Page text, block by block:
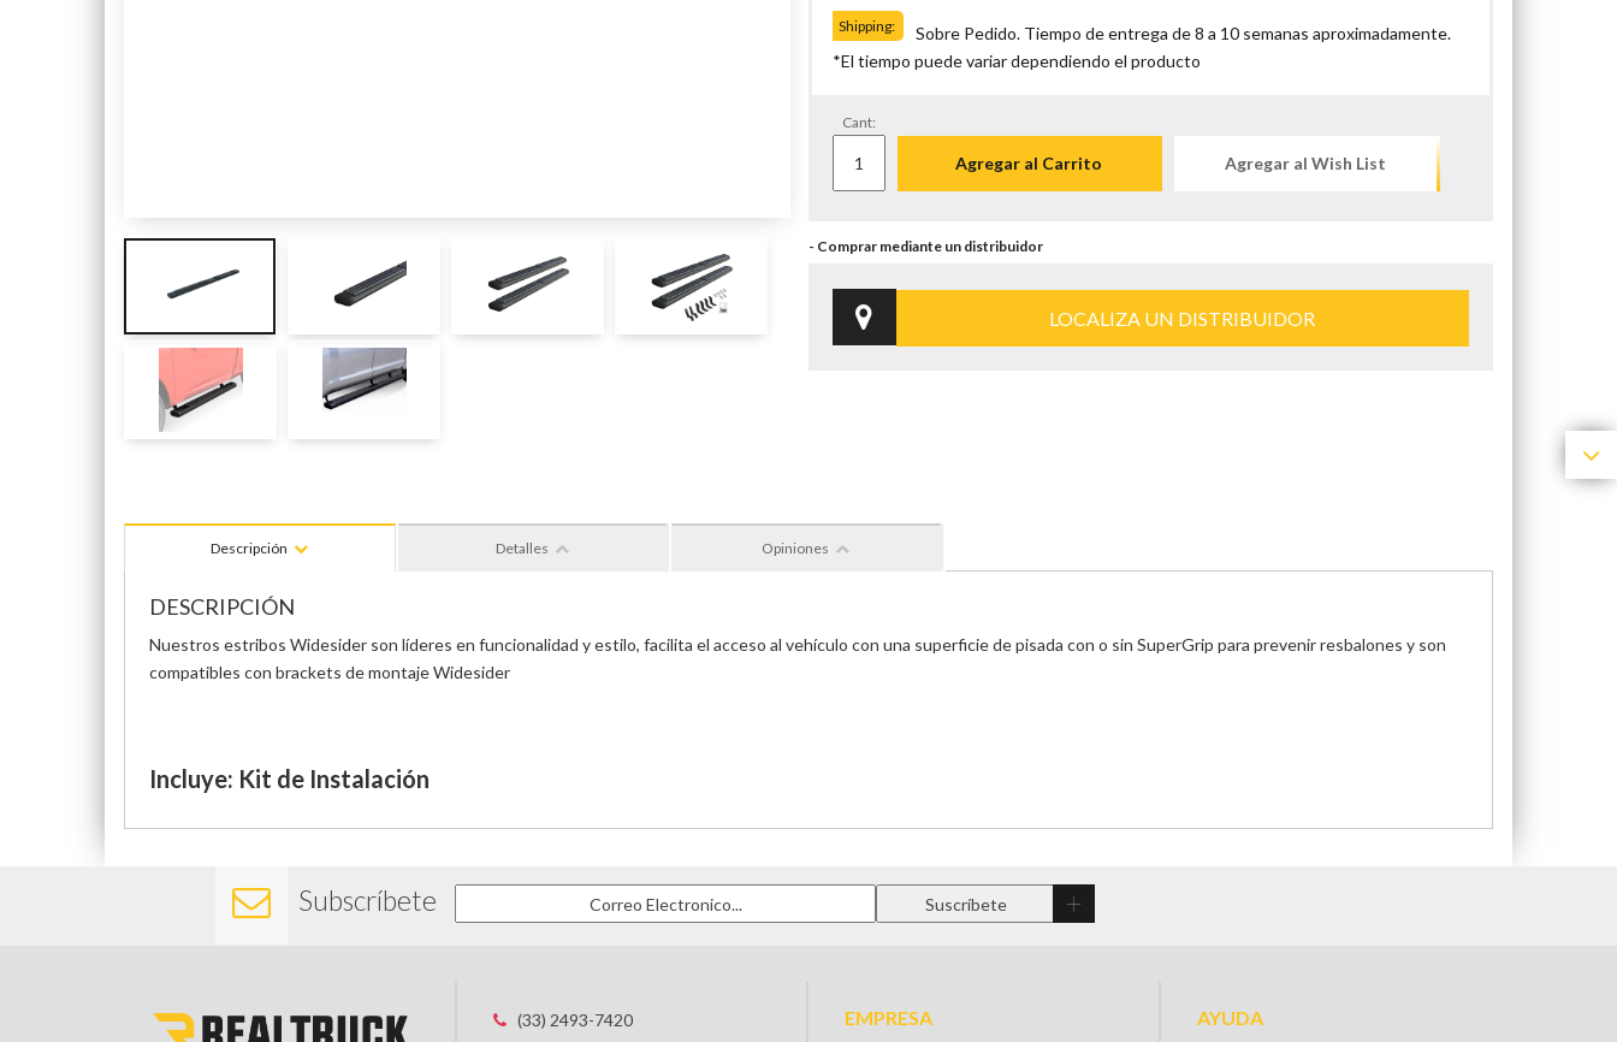
Shipping:
Sobre Pedido. Tiempo de entrega de 8 a 10 semanas aproximadamente.
*El tiempo puede variar dependiendo el producto
Cant:
Agregar al Carrito Agregar al Wish List
LOCALIZA UN DISTRIBUIDOR
Descripción Detalles Opiniones
DESCRIPCIÓN
Nuestros estribos Widesider son líderes en funcionalidad y estilo, facilita el acceso al vehículo con una superficie de pisada con o sin SuperGrip para prevenir resbalones y son
compatibles con brackets de montaje Widesider
Incluye: Kit de Instalación
Subscríbete
(33) 2493-7420 EMPRESA AYUDA